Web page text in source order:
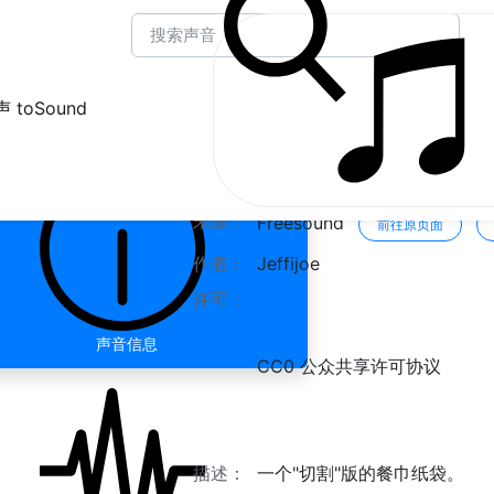
toSound
声音信息
我的记录 " 餐巾纸袋
来源： Freesound 前往原页面
作者：
Jeffijoe
许可：
CC0 公众共享许可协议
描述： 一个"切割"版的餐巾纸袋。